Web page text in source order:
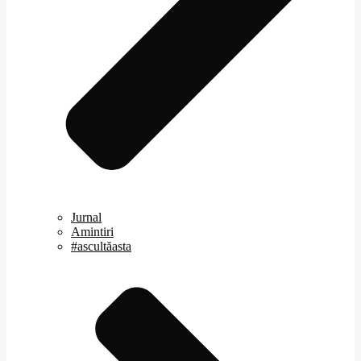
Jurnal
Amintiri
#ascultăasta